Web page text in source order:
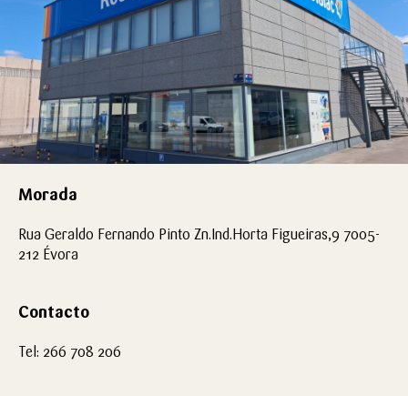
Morada
Rua Geraldo Fernando Pinto Zn.Ind.Horta Figueiras,9 7005-
212 Évora
Contacto
Tel: 266 708 206